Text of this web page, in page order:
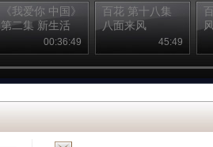
《我爱你 中国》
第二集 新生活
00:36:49
百花 第十八集
八面来风
45:49